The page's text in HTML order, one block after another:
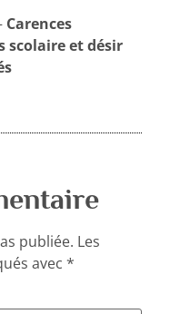
Carences
scolaire et désir
publiée. Les
avec*